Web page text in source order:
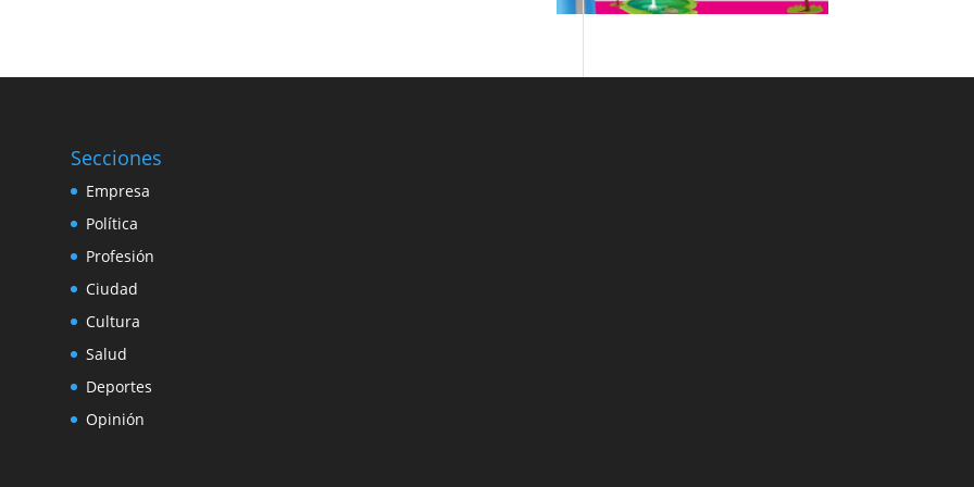
Secciones
Empresa
Política
Profesión
Ciudad
Cultura
Salud
Deportes
Opinión